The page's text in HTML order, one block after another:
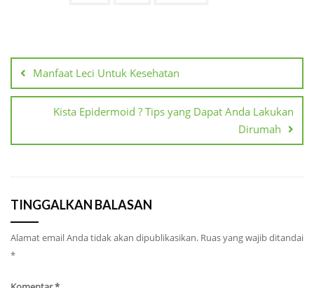
posManfaat Leci Untuk Kesehatan
Kista Epidermoid ? Tips yang Dapat Anda Lakukan
Dirumah
TINGGALKAN BALASAN
Alamat email Anda tidak akan dipublikasikan. Ruas yang wajib ditandai
*